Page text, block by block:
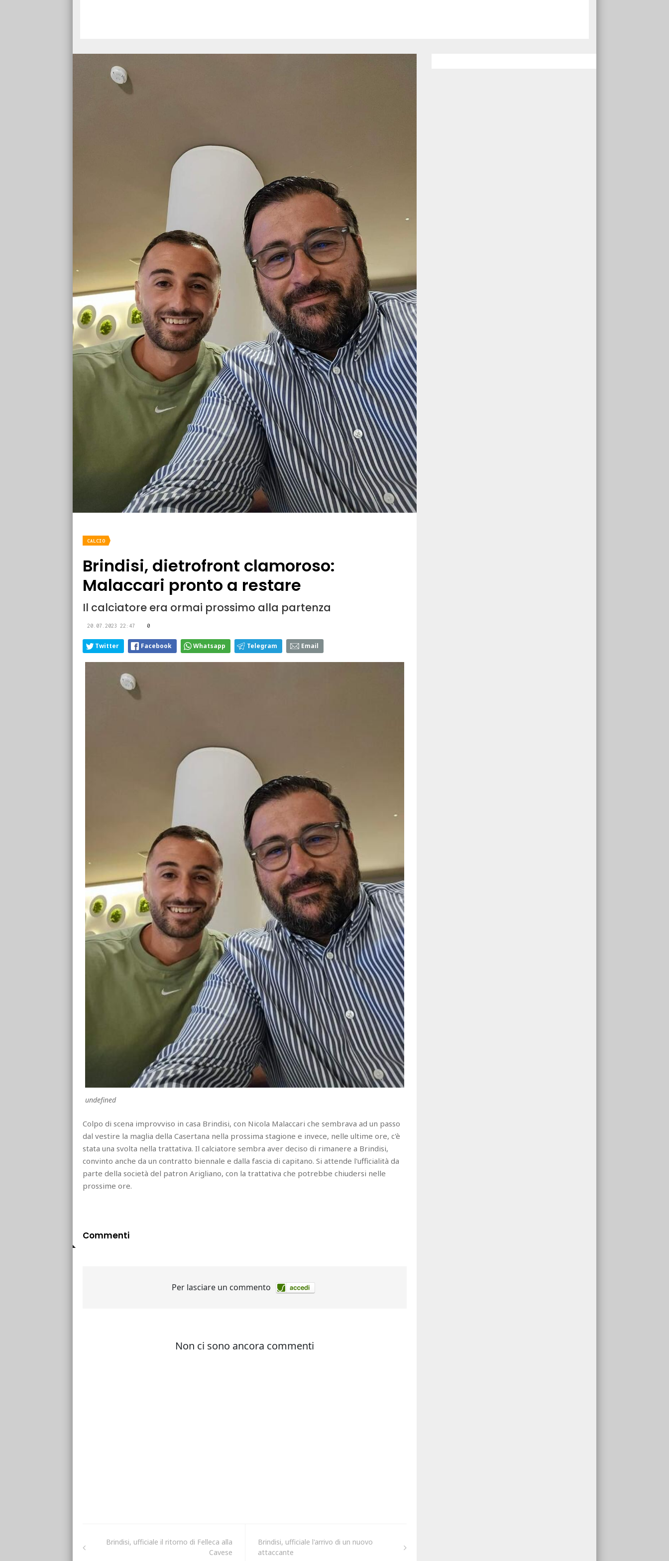
CALCIO
Brindisi, dietrofront clamoroso:
Malaccari pronto a restare
Il calciatore era ormai prossimo alla partenza
20.07.2023 22:47 0
Twitter Facebook Whatsapp Telegram Email
undefined
Colpo di scena improvviso in casa Brindisi, con Nicola Malaccari che sembrava ad un passo
dal vestire la maglia della Casertana nella prossima stagione e invece, nelle ultime ore, c'è
stata una svolta nella trattativa. Il calciatore sembra aver deciso di rimanere a Brindisi,
convinto anche da un contratto biennale e dalla fascia di capitano. Si attende l'ufficialità da
parte della società del patron Arigliano, con la trattativa che potrebbe chiudersi nelle
prossime ore.
Commenti
Brindisi, ufficiale il ritorno di Felleca alla
Cavese
Brindisi, ufficiale l'arrivo di un nuovo
attaccante